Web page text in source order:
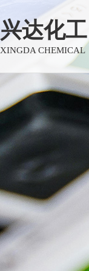
兴达化工
XINGDA CHEMICAL